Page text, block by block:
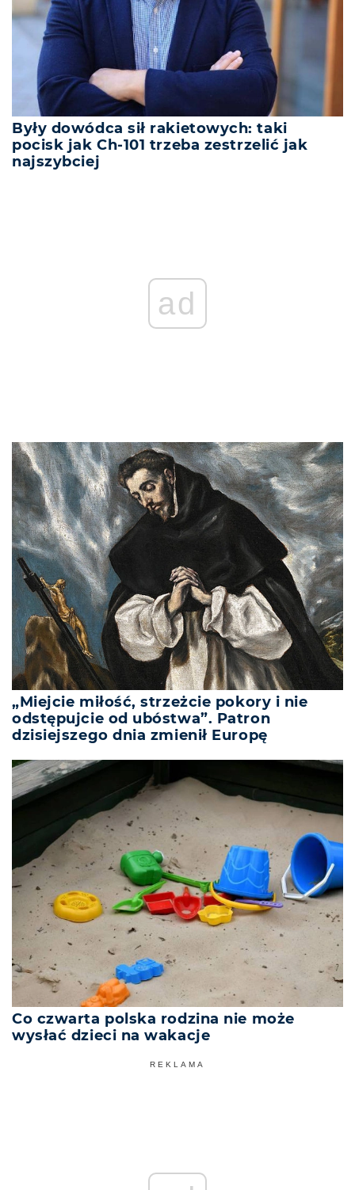
Były dowódca sił rakietowych: taki
pocisk jak Ch-101 trzeba zestrzelić jak
najszybciej
ad
„Miejcie miłość, strzeżcie pokory i nie
odstępujcie od ubóstwa”. Patron
dzisiejszego dnia zmienił Europę
Co czwarta polska rodzina nie może
wysłać dzieci na wakacje
REKLAMA